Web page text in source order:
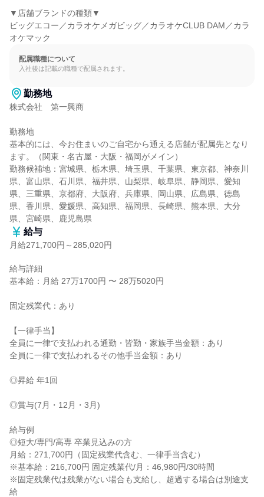
▼店舗ブランドの種類▼
ビッグエコー／カラオケメガビッグ／カラオケCLUB DAM／カラ
オケマック
配属職種について
入社後は記載の職種で配属されます。
勤務地
株式会社　第一興商
勤務地
基本的には、今お住まいのご自宅から通える店舗が配属先となり
ます。（関東・名古屋・大阪・福岡がメイン）
勤務候補地：宮城県、栃木県、埼玉県、千葉県、東京都、神奈川
県、富山県、石川県、福井県、山梨県、岐阜県、静岡県、愛知
県、三重県、京都府、大阪府、兵庫県、岡山県、広島県、徳島
県、香川県、愛媛県、高知県、福岡県、長崎県、熊本県、大分
県、宮崎県、鹿児島県
給与
月給271,700円～285,020円
給与詳細
基本給：月給 27万1700円 〜 28万5020円
固定残業代：あり
【一律手当】
全員に一律で支払われる通勤・皆勤・家族手当金額：あり
全員に一律で支払われるその他手当金額：あり
◎昇給 年1回
◎賞与(7月・12月・3月)
給与例
◎短大/専門/高専 卒業見込みの方
月給：271,700円（固定残業代含む、一律手当含む）
※基本給：216,700円 固定残業代/月：46,980円/30時間
※固定残業代は残業がない場合も支給し、超過する場合は別途支
給